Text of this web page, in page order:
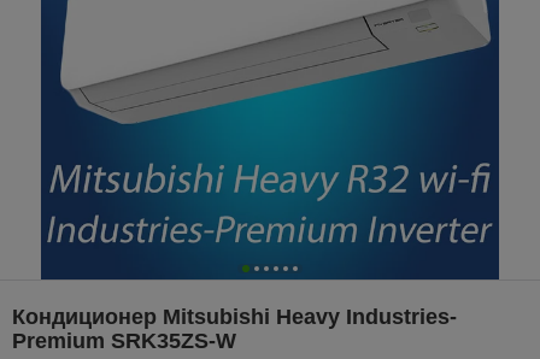
Кондиционер Mitsubishi Heavy Industries-
Premium SRK35ZS-W